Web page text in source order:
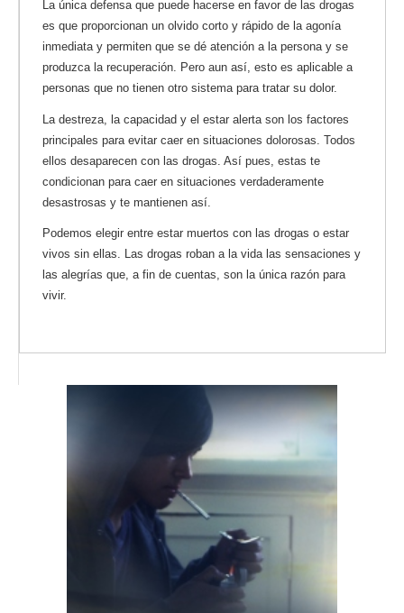
La única defensa que puede hacerse en favor de las drogas
es que proporcionan un olvido corto y rápido de la agonía
inmediata y permiten que se dé atención a la persona y se
produzca la recuperación. Pero aun así, esto es aplicable a
personas que no tienen otro sistema para tratar su dolor.
La destreza, la capacidad y el estar alerta son los factores
principales para evitar caer en situaciones dolorosas. Todos
ellos desaparecen con las drogas. Así pues, estas te
condicionan para caer en situaciones verdaderamente
desastrosas y te mantienen así.
Podemos elegir entre estar muertos con las drogas o estar
vivos sin ellas. Las drogas roban a la vida las sensaciones y
las alegrías que, a fin de cuentas, son la única razón para
vivir.